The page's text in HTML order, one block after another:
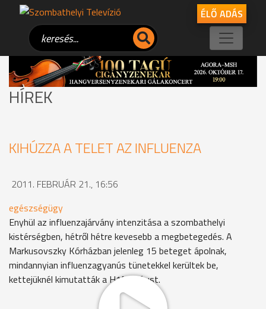
ÉLŐ ADÁS
HÍREK
KIHÚZZA A TELET AZ INFLUENZA
2011. FEBRUÁR 21., 16:56
egészségügy
Enyhül az influenzajárvány intenzitása a szombathelyi
kistérségben, hétről hétre kevesebb a megbetegedés. A
Markusovszky Kórházban jelenleg 15 beteget ápolnak,
mindannyian influenzagyanús tünetekkel kerültek be,
kettejüknél kimutatták a H1N1 vírust.